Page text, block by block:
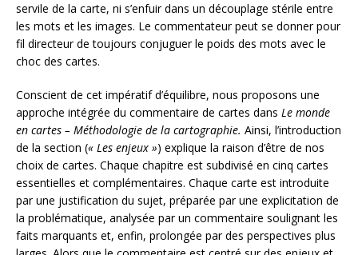
servile de la carte, ni s’enfuir dans un découplage stérile entre
les mots et les images. Le commentateur peut se donner pour
fil directeur de toujours conjuguer le poids des mots avec le
choc des cartes.
Conscient de cet impératif d’équilibre, nous proposons une
approche intégrée du commentaire de cartes dans Le monde
en cartes – Méthodologie de la cartographie. Ainsi, l’introduction
de la section (« Les enjeux ») explique la raison d’être de nos
choix de cartes. Chaque chapitre est subdivisé en cinq cartes
essentielles et complémentaires. Chaque carte est introduite
par une justification du sujet, préparée par une explicitation de
la problématique, analysée par un commentaire soulignant les
faits marquants et, enfin, prolongée par des perspectives plus